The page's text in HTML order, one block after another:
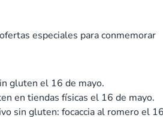
especiales para conmemorar
gluten el 16 de mayo.
en tiendas físicas el 16 de mayo.
sin gluten: focaccia al romero el 16